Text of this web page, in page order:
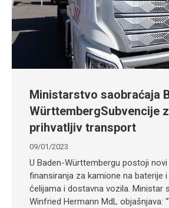
Ministarstvo saobraćaja
WürttembergSubvencije
prihvatljiv transport
09/01/2023
U Baden-Württembergu postoji
finansiranja za kamione na baterije
ćelijama i dostavna vozila. Ministar
Winfried Hermann MdL objašnjava: